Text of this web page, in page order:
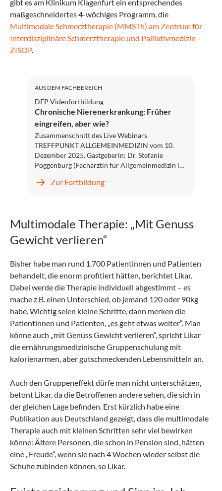
gibt es am Klinikum Klagenfurt ein entsprechendes
maßgeschneidertes 4-wöchiges Programm, die
Multimodale Schmerztherapie (MMSTh) am Zentrum für
Interdisziplinäre Schmerztherapie und Palliativmedizin –
ZISOP.
AUS DEM FACHBEREICH
DFP Videofortbildung
Chronische Nierenerkrankung: Früher
eingreifen, aber wie?
Zusammenschnitt des Live Webinars
TREFFPUNKT ALLGEMEINMEDIZIN vom 10.
Dezember 2025. Gastgeberin: Dr. Stefanie
Poggenburg (Fachärztin für Allgemeinmedizin in
Wissenstransfer), Gesprächspartner:innen: Dr.
für Innere Medizin mit Fokus Stoffwechsel- und
Nierenerkrankungen)
Zur Fortbildung
Multimodale Therapie: „Mit Genuss
Gewicht verlieren“
Bisher habe man rund 1.700 Patientinnen und Patienten
behandelt, die enorm profitiert hätten, berichtet Likar.
Dabei werde die Therapie individuell abgestimmt – es
mache z.B. einen Unterschied, ob jemand 120 oder 90kg
habe. Wichtig seien kleine Schritte, dann merken die
Patientinnen und Patienten, „es geht etwas weiter“. Man
könne auch „mit Genuss Gewicht verlieren“, spricht Likar
die ernährungsmedizinische Gruppenschulung mit
kalorienarmen, aber gutschmeckenden Lebensmitteln an.
Auch den Gruppeneffekt dürfe man nicht unterschätzen,
betont Likar, da die Betroffenen andere sehen, die sich in
der gleichen Lage befinden. Erst kürzlich habe eine
Publikation aus Deutschland gezeigt, dass die multimodale
Therapie auch mit kleinen Schritten sehr viel bewirken
könne: Ältere Personen, die schon in Pension sind, hätten
eine „Freude“, wenn sie nach 4 Wochen wieder selbst die
Schuhe zubinden können, so Likar.